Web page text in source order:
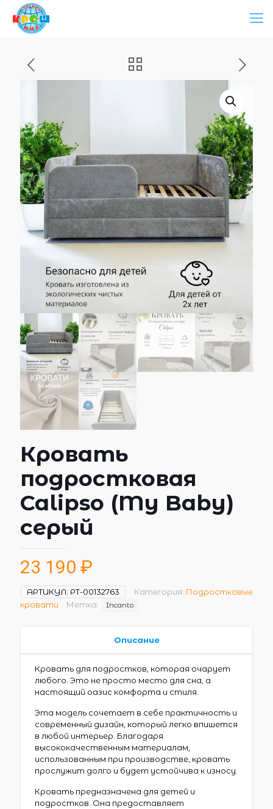
Кровать
подростковая
Calipso (My Baby)
серый
23 190 ₽
АРТИКУЛ: РТ-00132763 Категория: Подростковые
кровати
Метка: Incanto
Описание
Кровать для подростков, которая очарует
любого. Это не просто место для сна, а
настоящий оазис комфорта и стиля.
Эта модель сочетает в себе практичность и
современный дизайн, который легко впишется
в любой интерьер. Благодаря
высококачественным материалам,
использованным при производстве, кровать
прослужит долго и будет устойчива к износу.
Кровать предназначена для детей и
подростков. Она предоставляет